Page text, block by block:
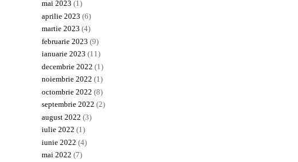
mai 2023 (1)
aprilie 2023 (6)
martie 2023 (4)
februarie 2023 (9)
ianuarie 2023 (11)
decembrie 2022 (1)
noiembrie 2022 (1)
octombrie 2022 (8)
septembrie 2022 (2)
august 2022 (3)
iulie 2022 (1)
iunie 2022 (4)
mai 2022 (7)